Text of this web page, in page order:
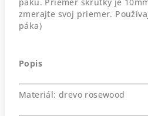
zmerajte svoj priemer.
páka)
Popis
Materiál: drevo rosewood